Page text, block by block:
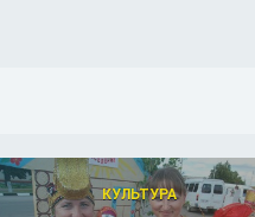
КУЛЬТУРА